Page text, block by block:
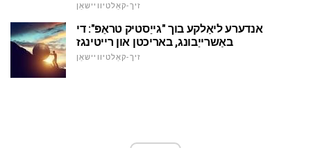
זיך-קאַלטיוויישאַן
אנדערע ליאַלקע בוך "גייַסטיק טראַפּ": די
באַשרייַבונג, באריכטן און רייטינגז
זיך-קאַלטיוויישאַן